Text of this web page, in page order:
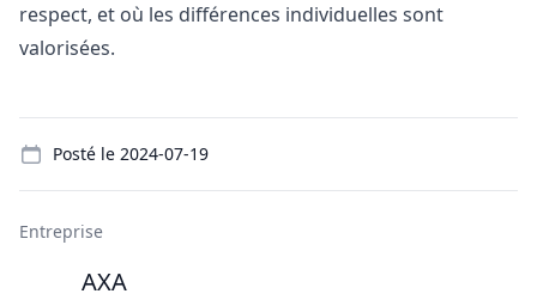
respect, et où les différences individuelles sont
valorisées.
Posté le 2024-07-19
Entreprise
AXA